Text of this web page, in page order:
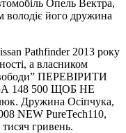
Опель Вектра,
володіє його дружина
Pathfinder 2013 року
а власником
ПЕРЕВІРИТИ
148 500 ЩОБ НЕ
Дружина Осіпчука,
NEW PureTech110,
гривень.